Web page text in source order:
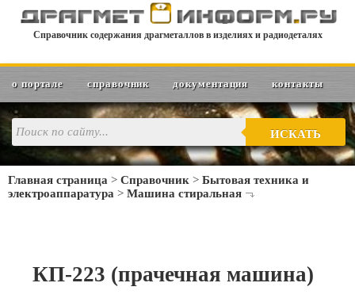
Справочник содержания драгметаллов в изделиях и радиодеталях
о портале справочник документация контакты
ИСКАТЬ
Главная страница > Справочник > Бытовая техника и
электроаппаратура > Машина стиральная
КП-223 (прачечная машина)